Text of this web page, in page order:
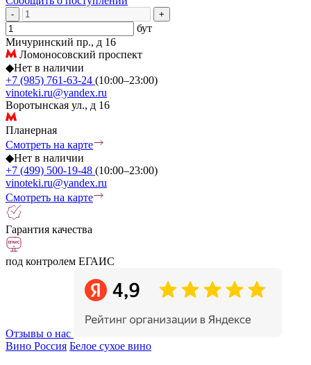
- +
бут
Мичуринский пр., д 16
Ломоносовский проспект
◆Нет в наличии
+7 (985) 761-63-24 (10:00–23:00)
vinoteki.ru@yandex.ru
Воротынская ул., д 16
Планерная
Смотреть на карте
◆Нет в наличии
+7 (499) 500-19-48 (10:00–23:00)
vinoteki.ru@yandex.ru
Смотреть на карте
Гарантия качества
под контролем ЕГАИС
Отзывы о нас
Вино Россия Белое сухое вино